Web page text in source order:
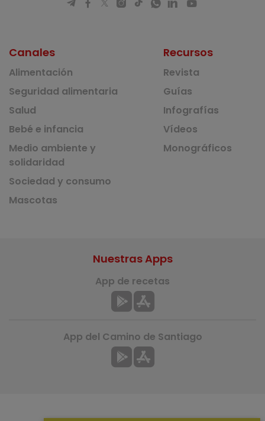
Canales
Alimentación
Seguridad alimentaria
Salud
Bebé e infancia
Medio ambiente y
solidaridad
Sociedad y consumo
Mascotas
Recursos
Revista
Guías
Infografías
Vídeos
Monográficos
Nuestras Apps
App de recetas
App del Camino de Santiago